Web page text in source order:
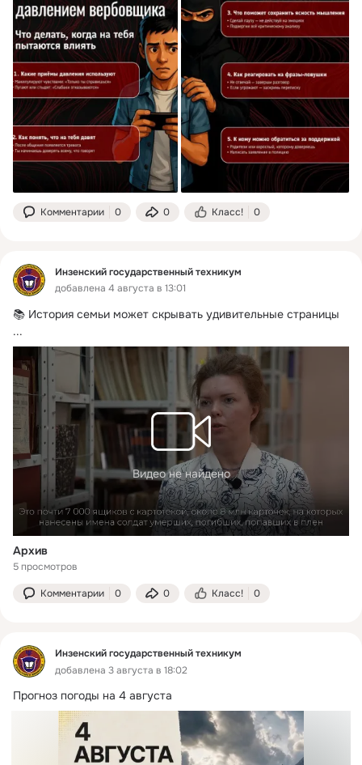
Комментарии 0 0 Класс! 0
Инзенский государственный техникум
добавлена 4 августа в 13:01
📚 История семьи может скрывать удивительные страницы
...
Видео не найдено
Архив
5 просмотров
Комментарии 0 0 Класс! 0
Инзенский государственный техникум
добавлена 3 августа в 18:02
Прогноз погоды на 4 августа